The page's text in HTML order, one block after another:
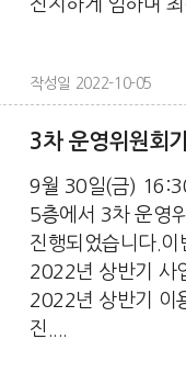
진지하게 임하며
작성일 2022-10-05
3차 운영위원회
9월 30일(금)
5층에서 3차 운영
진행되었습니다.
2022년 상반기 사
2022년 상반기 이
진....